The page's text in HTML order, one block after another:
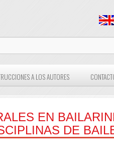
A LOS AUTORES
EN
DE